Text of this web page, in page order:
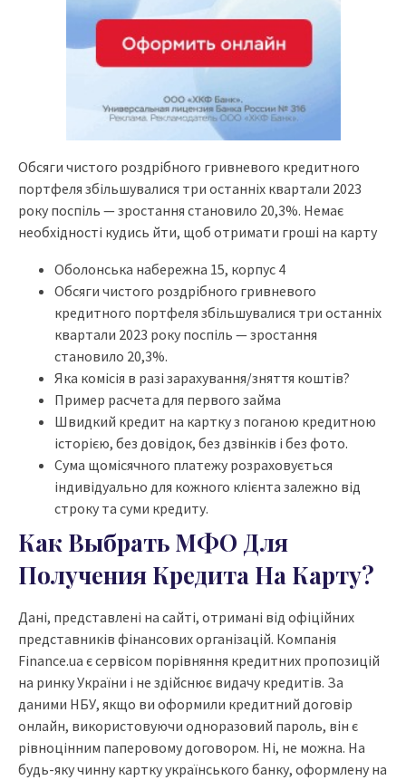
Обсяги чистого роздрібного гривневого кредитного
портфеля збільшувалися три останніх квартали 2023
року поспіль — зростання становило 20,3%. Немає
необхідності кудись йти, щоб отримати гроші на карту
Оболонська набережна 15, корпус 4
Обсяги чистого роздрібного гривневого
кредитного портфеля збільшувалися три останніх
квартали 2023 року поспіль — зростання
становило 20,3%.
Яка комісія в разі зарахування/зняття коштів?
Пример расчета для первого займа
Швидкий кредит на картку з поганою кредитною
історією, без довідок, без дзвінків і без фото.
Сума щомісячного платежу розраховується
індивідуально для кожного клієнта залежно від
строку та суми кредиту.
Как Выбрать МФО Для
Получения Кредита На Карту?
Дані, представлені на сайті, отримані від офіційних
представників фінансових організацій. Компанія
Finance.ua є сервісом порівняння кредитних пропозицій
на ринку України і не здійснює видачу кредитів. За
даними НБУ, якщо ви оформили кредитний договір
онлайн, використовуючи одноразовий пароль, він є
рівноцінним паперовому договором. Ні, не можна. На
будь-яку чинну картку українського банку, оформлену на